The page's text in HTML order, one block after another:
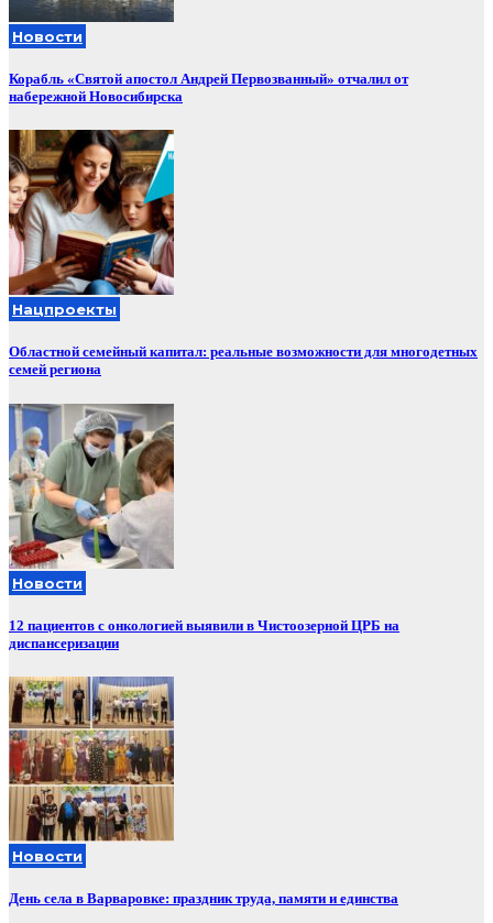
Новости
Корабль «Святой апостол Андрей Первозванный» отчалил от
набережной Новосибирска
Нацпроекты
Областной семейный капитал: реальные возможности для многодетных
семей региона
Новости
12 пациентов с онкологией выявили в Чистоозерной ЦРБ на
диспансеризации
Новости
День села в Варваровке: праздник труда, памяти и единства